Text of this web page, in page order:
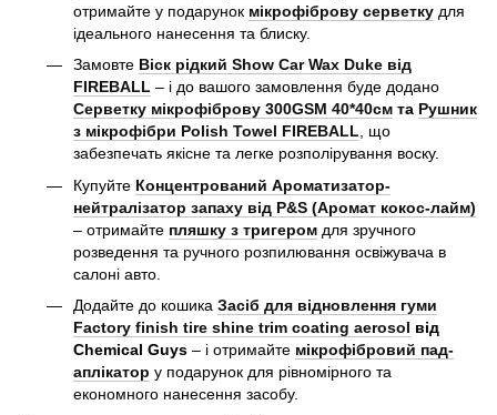
отримайте у подарунок мікрофіброву серветку для
ідеального нанесення та блиску.
Замовте Віск рідкий Show Car Wax Duke від
FIREBALL – і до вашого замовлення буде додано
Серветку мікрофіброву 300GSM 40*40см та Рушник
з мікрофібри Polish Towel FIREBALL , що
забезпечать якісне та легке розполірування воску.
Купуйте Концентрований Ароматизатор-
нейтралізатор запаху від P&S (Аромат кокос-лайм)
– отримайте пляшку з тригером для зручного
розведення та ручного розпилювання освіжувача в
салоні авто.
Додайте до кошика Засіб для відновлення гуми
Factory finish tire shine trim coating aerosol від
Chemical Guys – і отримайте мікрофібровий пад-
аплікатор у подарунок для рівномірного та
економного нанесення засобу.